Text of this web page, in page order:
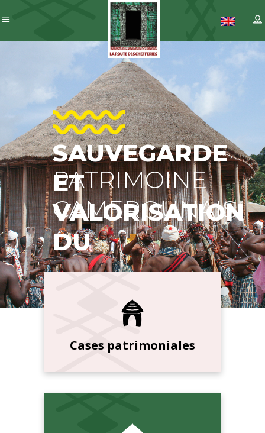
Cases patrimoniales